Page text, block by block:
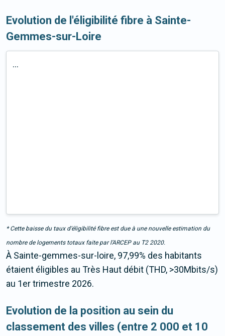
Evolution de l'éligibilité fibre à Sainte-
Gemmes-sur-Loire
...
* Cette baisse du taux d’éligibilité fibre est due à une nouvelle estimation du
nombre de logements totaux faite par l’ARCEP au T2 2020.
À Sainte-gemmes-sur-loire, 97,99% des habitants
étaient éligibles au Très Haut débit (THD, >30Mbits/s)
au 1er trimestre 2026.
Evolution de la position au sein du
classement des villes (entre 2 000 et 10